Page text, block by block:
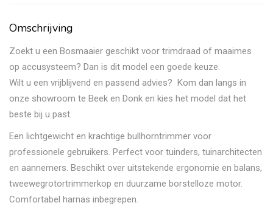
Omschrijving
Zoekt u een Bosmaaier geschikt voor trimdraad of maaimes
op accusysteem? Dan is dit model een goede keuze.
Wilt u een vrijblijvend en passend advies? Kom dan langs in
onze showroom te Beek en Donk en kies het model dat het
beste bij u past.
Een lichtgewicht en krachtige bullhorntrimmer voor
professionele gebruikers. Perfect voor tuinders, tuinarchitecten
en aannemers. Beschikt over uitstekende ergonomie en balans,
tweewegrotortrimmerkop en duurzame borstelloze motor.
Comfortabel harnas inbegrepen.